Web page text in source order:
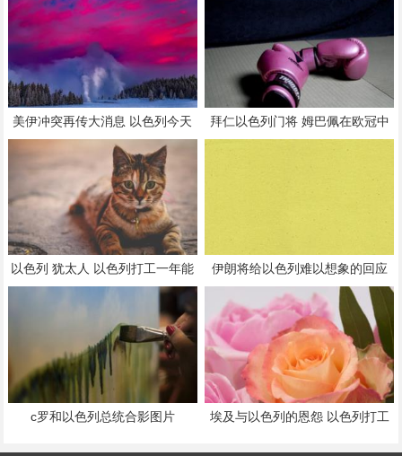
美伊冲突再传大消息 以色列今天
最新消息
拜仁以色列门将 姆巴佩在欧冠中
首发出场74次
以色列 犹太人 以色列打工一年能
挣多少钱
伊朗将给以色列难以想象的回应
c罗和以色列总统合影图片
埃及与以色列的恩怨 以色列打工